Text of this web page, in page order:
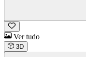
Ver tudo
3D